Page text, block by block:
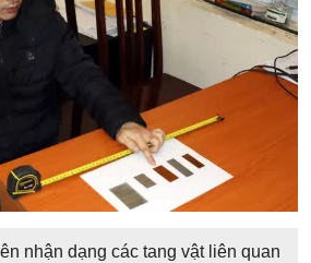
nhận dạng các tang vật liên quan